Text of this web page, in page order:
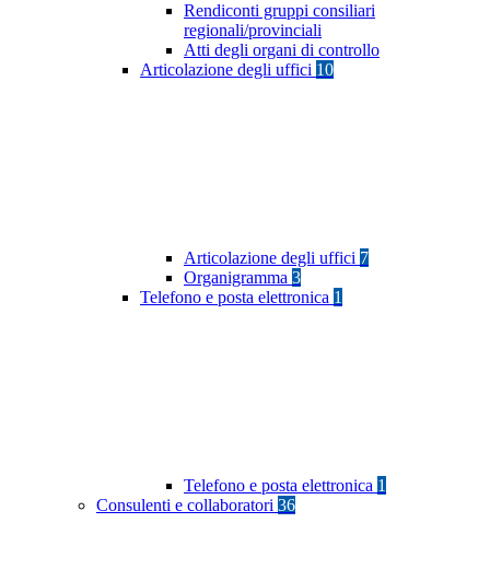
Rendiconti gruppi consiliari
regionali/provinciali
Atti degli organi di controllo
Articolazione degli uffici 10
Articolazione degli uffici 7
Organigramma 3
Telefono e posta elettronica 1
Telefono e posta elettronica 1
Consulenti e collaboratori 36